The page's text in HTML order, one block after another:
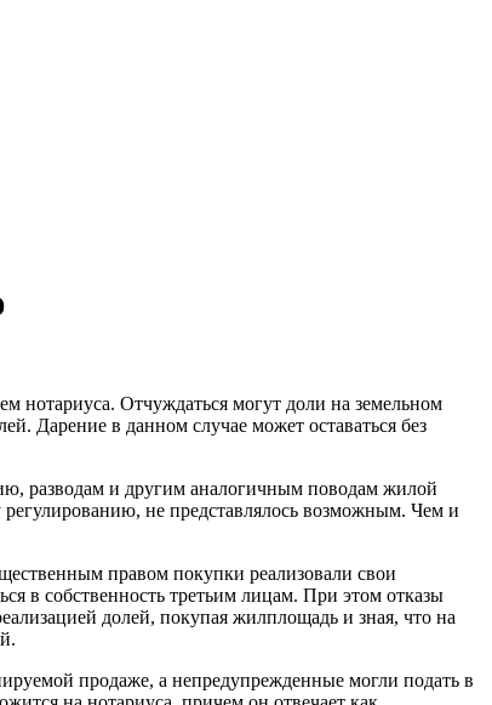
нотариуса. Отчуждаться могут доли на земельном
Дарение в данном случае может оставаться без
разводам и другим аналогичным поводам жилой
не представлялось возможным. Чем и
правом покупки реализовали свои
в собственность третьим лицам. При этом отказы
долей, покупая жилплощадь и зная, что на
продаже, а непредупрежденные могли подать в